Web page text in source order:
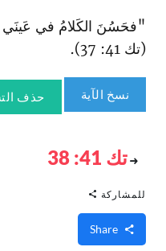
"فحَسُنَ الكَلامُ في عَينَي
(تك 41: 37).
نسخ الآية حذف
تك 41: 38
للمشاركة